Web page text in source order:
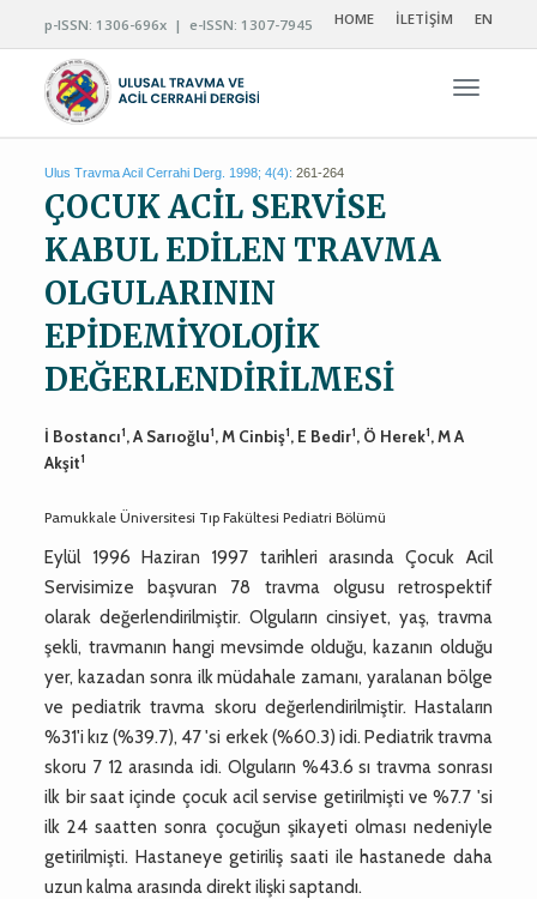
p-ISSN: 1306-696x | e-ISSN: 1307-7945 HOME İLETİŞİM EN
Ulus Travma Acil Cerrahi Derg. 1998; 4(4): 261-264
ÇOCUK ACİL SERVİSE
KABUL EDİLEN TRAVMA
OLGULARININ
EPİDEMİYOLOJİK
DEĞERLENDİRİLMESİ
İ Bostancı1, A Sarıoğlu1, M Cinbiş1, E Bedir1, Ö Herek1, M A
Akşit1
Pamukkale Üniversitesi Tıp Fakültesi Pediatri Bölümü
Eylül 1996 Haziran 1997 tarihleri arasında Çocuk Acil
Servisimize başvuran 78 travma olgusu retrospektif
olarak değerlendirilmiştir. Olguların cinsiyet, yaş, travma
şekli, travmanın hangi mevsimde olduğu, kazanın olduğu
yer, kazadan sonra ilk müdahale zamanı, yaralanan bölge
ve pediatrik travma skoru değerlendirilmiştir. Hastaların
%31'i kız (%39.7), 47 'si erkek (%60.3) idi. Pediatrik travma
skoru 7 12 arasında idi. Olguların %43.6 sı travma sonrası
ilk bir saat içinde çocuk acil servise getirilmişti ve %7.7 'si
ilk 24 saatten sonra çocuğun şikayeti olması nedeniyle
getirilmişti. Hastaneye getiriliş saati ile hastanede daha
uzun kalma arasında direkt ilişki saptandı.